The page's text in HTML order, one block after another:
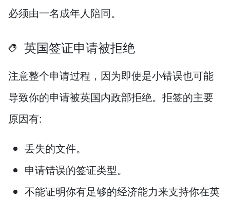
必须由一名成年人陪同。
英国签证申请被拒绝
注意整个申请过程，因为即使是小错误也可能
导致你的申请被英国内政部拒绝。拒签的主要
原因有:
丢失的文件。
申请错误的签证类型。
不能证明你有足够的经济能力来支持你在英